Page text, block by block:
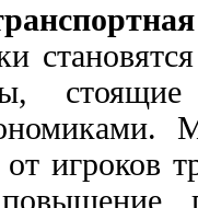
игроков